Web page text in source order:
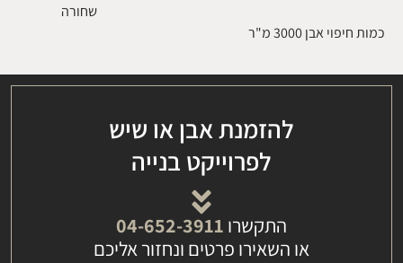
שחורה
כמות חיפוי אבן 3000 מ"ר
להזמנת אבן או שיש
לפרוייקט בנייה
התקשרו 04-652-3911
או השאירו פרטים ונחזור אליכם